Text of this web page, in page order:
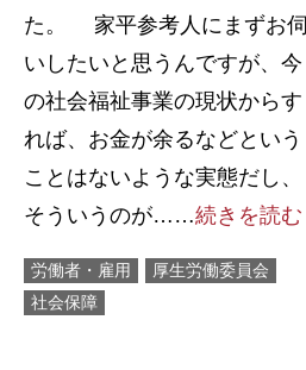
た。 家平参考人にまずお伺
いしたいと思うんですが、今
の社会福祉事業の現状からす
れば、お金が余るなどという
ことはないような実態だし、
そういうのが……続きを読む
労働者・雇用
厚生労働委員会
社会保障